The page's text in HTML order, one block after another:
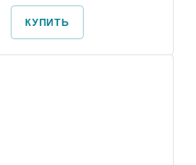
КУПИТЬ